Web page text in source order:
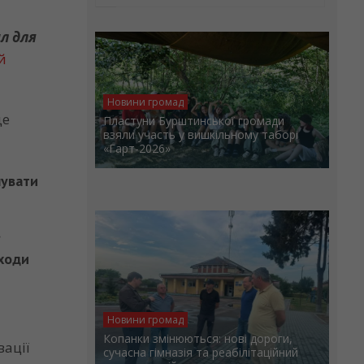
для
Новини громад
Пластуни Бурштинської громади
взяли участь у вишкільному таборі
«Гарт-2026»
Новини громад
Копанки змінюються: нові дороги,
сучасна гімназія та реабілітаційний